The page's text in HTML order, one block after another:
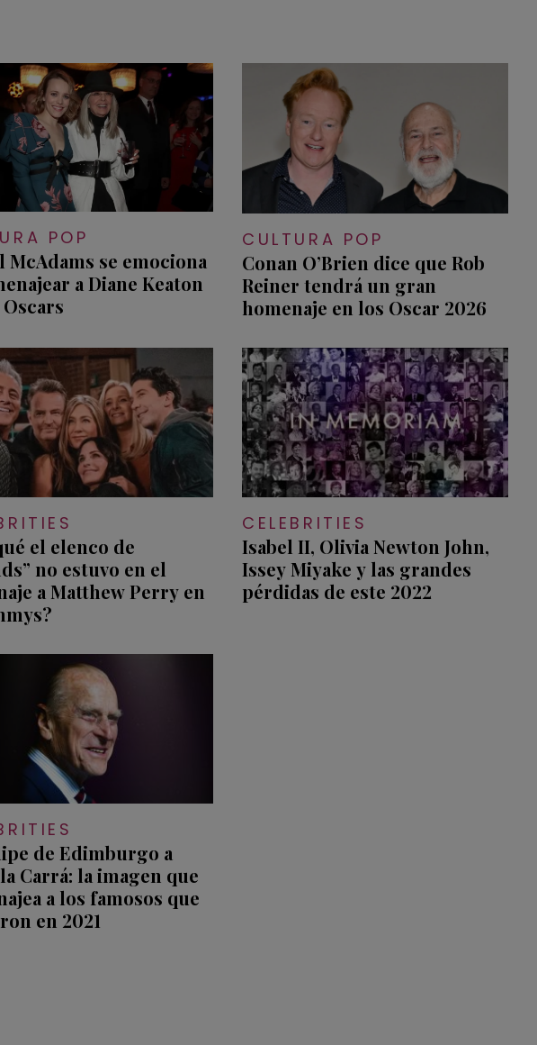
POP
McAdams se emociona
a Diane Keaton
CULTURA POP
Conan O’Brien dice que Rob
Reiner tendrá un gran
homenaje en los Oscar 2026
el elenco de
no estuvo en el
a Matthew Perry en
CELEBRITIES
Isabel II, Olivia Newton John,
Issey Miyake y las grandes
pérdidas de este 2022
de Edimburgo a
Carrá: la imagen que
a los famosos que
en 2021